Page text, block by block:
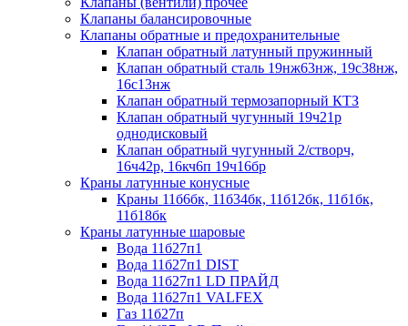
Клапаны балансировочные
Клапаны обратные и предохранительные
Клапан обратный латунный пружинный
Клапан обратный сталь 19нж63нж, 19с38нж,
16с13нж
Клапан обратный термозапорный КТЗ
Клапан обратный чугунный 19ч21р
однодисковый
Клапан обратный чугунный 2/створч,
16ч42р, 16кч6п 19ч16бр
Краны латунные конусные
Краны 11б6бк, 11б34бк, 11б12бк, 11б1бк,
11б18бк
Краны латунные шаровые
Вода 11б27п1
Вода 11б27п1 DIST
Вода 11б27п1 LD ПРАЙД
Вода 11б27п1 VALFEX
Газ 11б27п